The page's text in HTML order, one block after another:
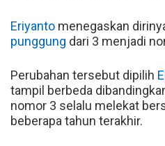
Eriyanto menegaskan
punggung dari 3 menjadi
Perubahan tersebut dipilih
tampil berbeda
nomor 3 selalu melekat
beberapa tahun terakhir.